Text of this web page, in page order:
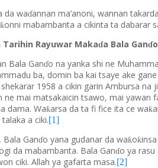
da waɗannan ma’anoni, wannan
ƙonni mabambanta a cikinta ta dabarar
Rayuwar Makaɗa Bala Ganɗo
Bala Ganɗo na yanka shi ne
ba, domin ba kai tsaye ake
1958 a cikin garin Ambursa na
ne mai matsakaicin tsawo, mai yawan
dama. Waƙarsa da ta fi fice ita ce waƙ
a ciki.[1]
Bala Ganɗo yana gudanar da waƙoƙ
da mabambanta. Bala Ganɗo ya rasu
ciki. Allah ya gafarta masa.[2]